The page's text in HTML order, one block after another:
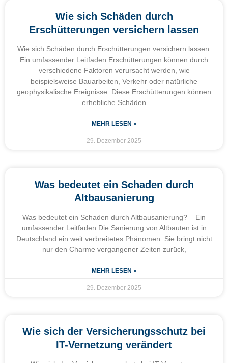
Wie sich Schäden durch
Erschütterungen versichern lassen
Wie sich Schäden durch Erschütterungen versichern lassen:
Ein umfassender Leitfaden Erschütterungen können durch
verschiedene Faktoren verursacht werden, wie
beispielsweise Bauarbeiten, Verkehr oder natürliche
geophysikalische Ereignisse. Diese Erschütterungen können
erhebliche Schäden
MEHR LESEN »
29. Dezember 2025
Was bedeutet ein Schaden durch
Altbausanierung
Was bedeutet ein Schaden durch Altbausanierung? – Ein
umfassender Leitfaden Die Sanierung von Altbauten ist in
Deutschland ein weit verbreitetes Phänomen. Sie bringt nicht
nur den Charme vergangener Zeiten zurück,
MEHR LESEN »
29. Dezember 2025
Wie sich der Versicherungsschutz bei
IT-Vernetzung verändert